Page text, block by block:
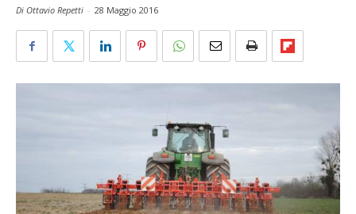
Di Ottavio Repetti - 28 Maggio 2016